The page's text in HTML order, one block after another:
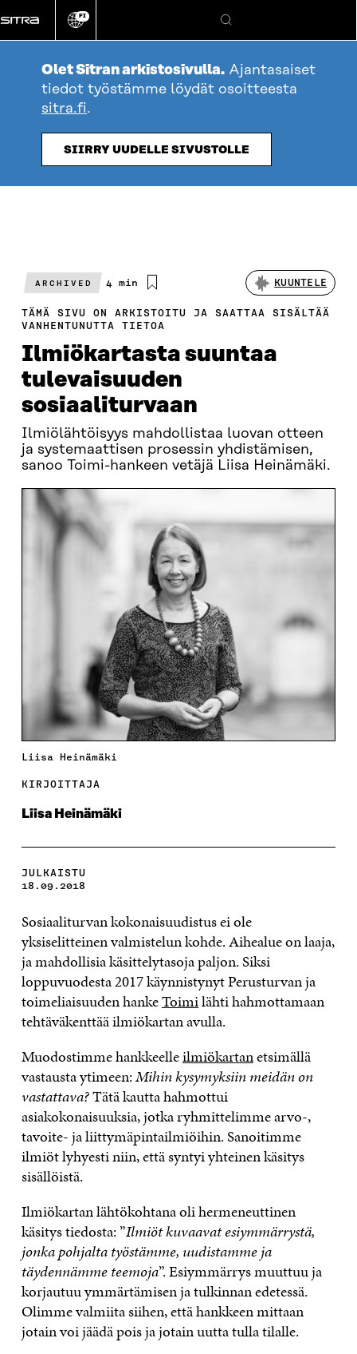
suoraan
sisältöön
Vaihda
kieli
FI
Hae
Olet Sitran arkistosivulla. Ajantasaiset
tiedot työstämme löydät osoitteesta
sitra.fi.
SIIRRY UUDELLE SIVUSTOLLE
ARCHIVED
Arvioitu
4 min KUUNTELE
TÄMÄ SIVU ON ARKISTOITU JA SAATTAA SISÄLTÄÄ
VANHENTUNUTTA TIETOA
Ilmiökartasta suuntaa
tulevaisuuden
sosiaaliturvaan
Ilmiölähtöisyys mahdollistaa luovan otteen
ja systemaattisen prosessin yhdistämisen,
sanoo Toimi-hankeen vetäjä Liisa Heinämäki.
Liisa Heinämäki
KIRJOITTAJA
Liisa Heinämäki
JULKAISTU
18.09.2018
Sosiaaliturvan kokonaisuudistus ei ole
yksiselitteinen valmistelun kohde. Aihealue on laaja,
ja mahdollisia käsittelytasoja paljon. Siksi
loppuvuodesta 2017 käynnistynyt Perusturvan ja
toimeliaisuuden hankeToimilähti hahmottamaan
tehtäväkenttää ilmiökartan avulla.
Muodostimme hankkeelleilmiökartanetsimällä
vastausta ytimeen:Mihin kysymyksiin meidän on
vastattava?Tätä kautta hahmottui
asiakokonaisuuksia, jotka ryhmittelimme arvo-,
tavoite- ja liittymäpintailmiöihin. Sanoitimme
ilmiöt lyhyesti niin, että syntyi yhteinen käsitys
sisällöistä.
Ilmiökartan lähtökohtana oli hermeneuttinen
käsitys tiedosta: ”Ilmiöt kuvaavat esiymmärrystä,
jonka pohjalta työstämme, uudistamme ja
täydennämme teemoja”. Esiymmärrys muuttuu ja
korjautuu ymmärtämisen ja tulkinnan edetessä.
Olimme valmiita siihen, että hankkeen mittaan
jotain voi jäädä pois ja jotain uutta tulla tilalle.